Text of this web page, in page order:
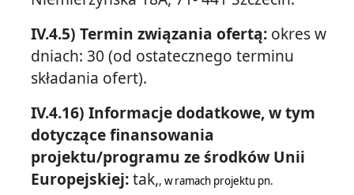
IV.4.5) Termin związania ofertą: okres w
dniach: 30 (od ostatecznego terminu
składania ofert).
IV.4.16) Informacje dodatkowe, w tym
dotyczące finansowania
projektu/programu ze środków Unii
Europejskiej:tak,, w ramach projektu pn.